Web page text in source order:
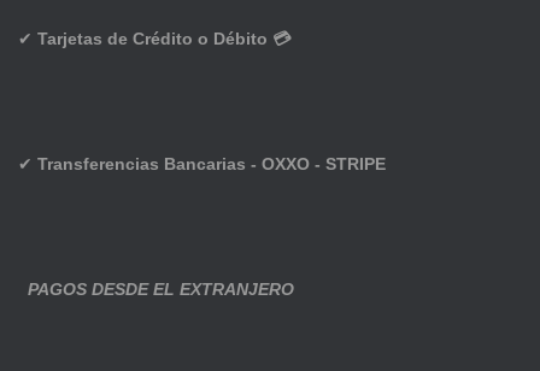
✔ Tarjetas de Crédito o Débito 💳
✔ Transferencias Bancarias - OXXO - STRIPE
PAGOS DESDE EL EXTRANJERO